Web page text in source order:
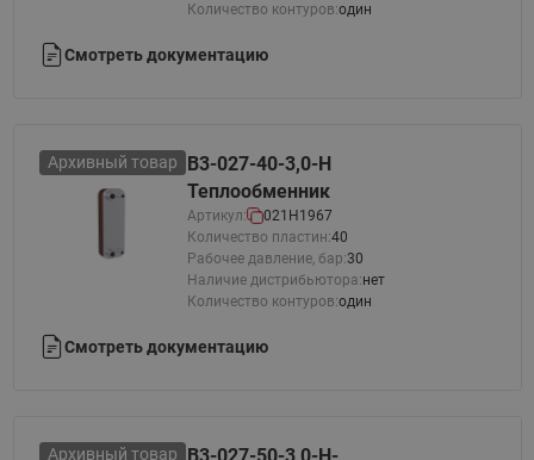
Количество контуров:один
Смотреть документацию
Архивный товар
B3-027-40-3,0-Н
Теплообменник
Артикул:
021H1967
Количество пластин:40
Рабочее давление, бар:30
Наличие дистрибьютора:нет
Количество контуров:один
Смотреть документацию
Архивный товар